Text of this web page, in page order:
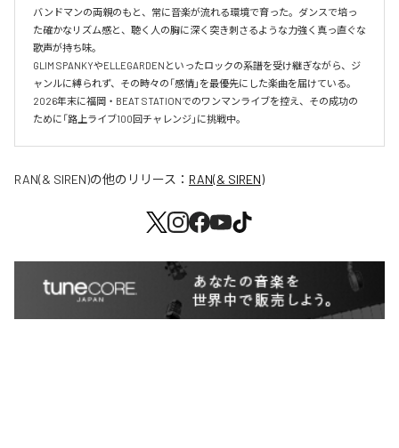
バンドマンの両親のもと、常に音楽が流れる環境で育った。ダンスで培っ
た確かなリズム感と、聴く人の胸に深く突き刺さるような力強く真っ直ぐな
歌声が持ち味。
GLIM SPANKYやELLEGARDENといったロックの系譜を受け継ぎながら、ジ
ャンルに縛られず、その時々の「感情」を最優先にした楽曲を届けている。
2026年末に福岡・BEAT STATIONでのワンマンライブを控え、その成功の
ために「路上ライブ100回チャレンジ」に挑戦中。
RAN(& SIREN)の他のリリース： RAN(& SIREN)